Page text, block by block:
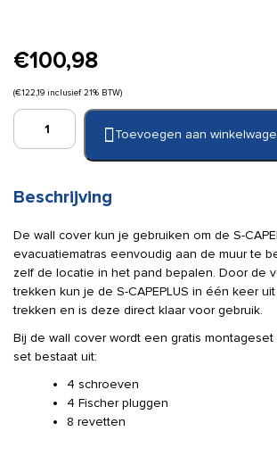
€100,98
(€122,19 inclusief 21% BTW)
S-
CAPEPLUS
Green
English
print
)
aantal
Toevoegen aan
Beschrijving
De wall cover kun je gebruiken om de S-
evacuatiematras eenvoudig aan de muur te
zelf de locatie in het pand bepalen. Door de
trekken kun je de S-CAPEPLUS in één keer
trekken en is deze direct klaar voor gebruik.
Bij de wall cover wordt een gratis
set bestaat uit:
4 schroeven
4 Fischer pluggen
8 revetten